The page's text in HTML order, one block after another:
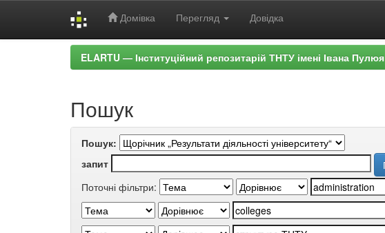
Домівка Перегляд Довідка
ELARTU — Інституційний репозитарій ТНТУ імені Івана Пулюя
Пошук
Пошук:
запит
Поточні фільтри: